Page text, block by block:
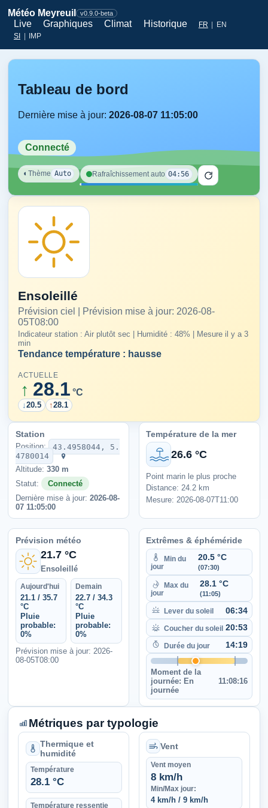
Météo Meyreuil v0.9.0-beta
Live Graphiques Climat Historique FR | EN
SI
IMP
Tableau de bord
Dernière mise à jour:2026-08-07 11:05:00
Connecté
◐Thème Auto Rafraîchissement auto 04:56
Ensoleillé
Prévision ciel | Prévision mise à jour: 2026-08-
05T08:00
Indicateur station : Air plutôt sec | Humidité : 48% | Mesure il y a 3
min
Tendance température : hausse
ACTUELLE
↑ 28.1 °C
↓20.5 ↑28.1
Station
Position: 43.4958044, 5.
4780014
Altitude: 330 m
Statut:
Connecté
Dernière mise à jour: 2026-08-
07 11:05:00
Température de la mer
26.6 °C
Point marin le plus proche
Distance: 24.2 km
Mesure: 2026-08-07T11:00
Prévision météo
21.7 °C
Ensoleillé
Aujourd'hui
21.1 / 35.7
°C
Pluie
probable:
0%
Demain
22.7 / 34.3
°C
Pluie
probable:
0%
Prévision mise à jour: 2026-
08-05T08:00
Extrêmes & éphéméride
Min du
jour
20.5 °C
(07:30)
Max du
jour
28.1 °C
(11:05)
Lever du soleil 06:34
Coucher du soleil 20:53
Durée du jour 14:19
Moment de la
journée: En
journée
11:08:16
Métriques par typologie
Thermique et
humidité
Température
28.1 °C
Température ressentie
Vent
Vent moyen
8 km/h
Min/Max jour:
4 km/h / 9 km/h